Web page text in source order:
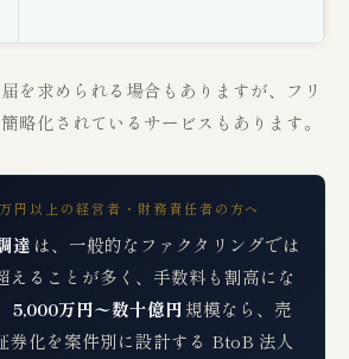
を求められる場合もありますが、フリ
略化されているサービスもあります。
円以上の経営者・財務責任者の方へ
達 は、一般的なファクタリングでは
えることが多く、手数料も割高にな
5,000万円〜数十億円規模なら、売
券化を案件別に設計する BtoB 法人